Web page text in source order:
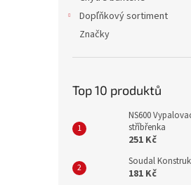
Dopľňkový sortiment
Značky
Top 10 produktů
NS600
stříbřenka
251 Kč
Soudal
181 Kč